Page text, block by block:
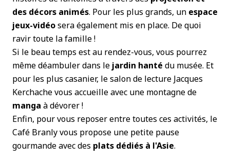
des décors animés. Pour les plus grands, un espace
jeux-vidéosera également mis en place. De quoi
ravir toute la famille !
Si le beau temps est au rendez-vous, vous pourrez
même déambuler dans le jardin hanté du musée. Et
pour les plus casanier, le salon de lecture Jacques
Kerchache vous accueille avec une montagne de
manga à dévorer !
Enfin, pour vous reposer entre toutes ces activités, le
Café Branly vous propose une petite pause
gourmande avec des plats dédiés à l'Asie.